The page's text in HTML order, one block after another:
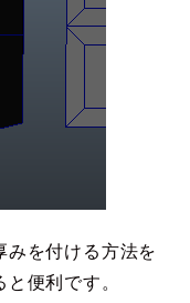
みを付ける方法を
便利です。